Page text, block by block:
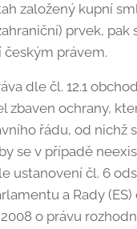
založený kupní
prvek, pak
českým právem.
dle čl. 12.1
zbaven ochrany,
řádu, od nichž
se v případě
ustanovení čl. 6
a Rady
2008 o právu